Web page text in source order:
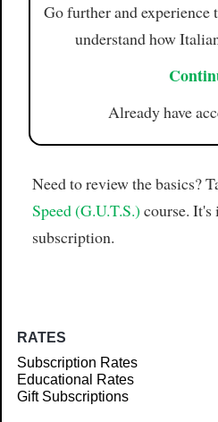
Go further and
understand how
Already have
Need to review the basics?
Speed (G.U.T.S.) course.
subscription.
RATES
Subscription Rates
Educational Rates
Gift Subscriptions